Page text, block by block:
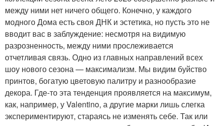
между ними нет ничего общего. Конечно, у каждого
модного Дома есть своя ДНК и эстетика, но пусть это не
вводит вас в заблуждение: несмотря на видимую
разрозненность, между ними прослеживается
отчетливая связь. Одно из главных направлений всех
шоу нового сезона — максимализм. Мы видим буйство
принтов, богатую цветовую палитру и разнообразие
декора. Где-то эта тенденция проявляется на максимум,
как, например, у Valentino, а другие марки лишь слегка
экспериментируют, стараясь не изменять себе. Так или